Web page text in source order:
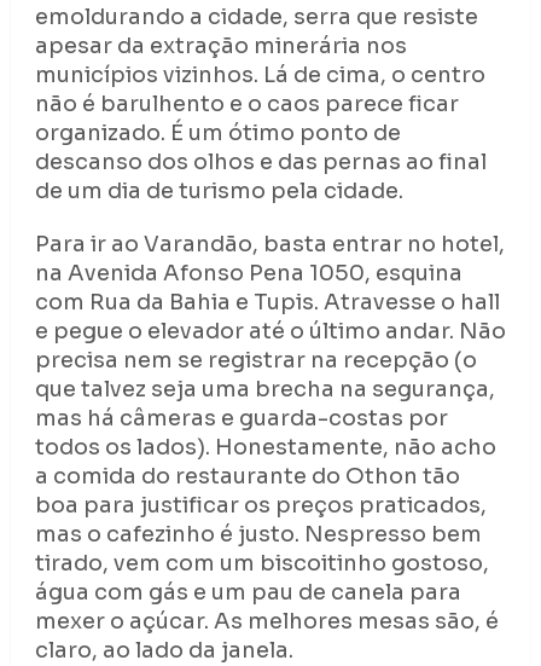
emoldurando a cidade, serra que resiste
apesar da extração minerária nos
municípios vizinhos. Lá de cima, o centro
não é barulhento e o caos parece ficar
organizado. É um ótimo ponto de
descanso dos olhos e das pernas ao final
de um dia de turismo pela cidade.
Para ir ao Varandão, basta entrar no hotel,
na Avenida Afonso Pena 1050, esquina
com Rua da Bahia e Tupis. Atravesse o hall
e pegue o elevador até o último andar. Não
precisa nem se registrar na recepção (o
que talvez seja uma brecha na segurança,
mas há câmeras e guarda-costas por
todos os lados). Honestamente, não acho
a comida do restaurante do Othon tão
boa para justificar os preços praticados,
mas o cafezinho é justo. Nespresso bem
tirado, vem com um biscoitinho gostoso,
água com gás e um pau de canela para
mexer o açúcar. As melhores mesas são, é
claro, ao lado da janela.